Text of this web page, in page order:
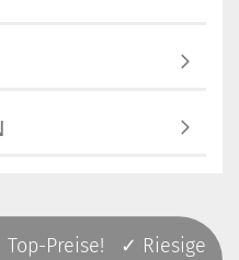
Preise! ✓ Riesige